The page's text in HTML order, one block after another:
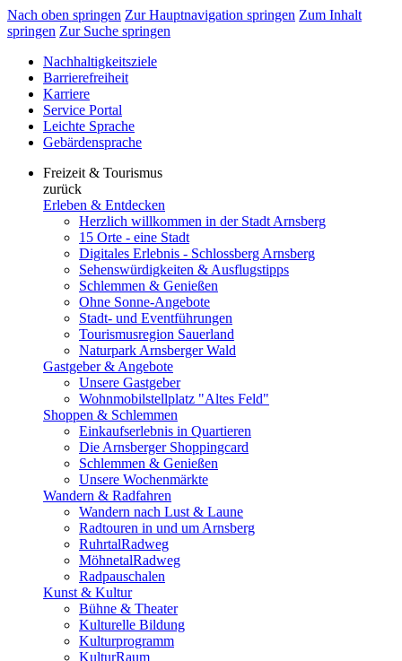
Nach oben springen Zur Hauptnavigation springen Zum Inhalt
springen Zur Suche springen
Nachhaltigkeitsziele
Barrierefreiheit
Karriere
Service Portal
Leichte Sprache
Gebärdensprache
Freizeit & Tourismus
zurück
Erleben & Entdecken
Herzlich willkommen in der Stadt Arnsberg
15 Orte - eine Stadt
Digitales Erlebnis - Schlossberg Arnsberg
Sehenswürdigkeiten & Ausflugstipps
Schlemmen & Genießen
Ohne Sonne-Angebote
Stadt- und Eventführungen
Tourismusregion Sauerland
Naturpark Arnsberger Wald
Gastgeber & Angebote
Unsere Gastgeber
Wohnmobilstellplatz "Altes Feld"
Shoppen & Schlemmen
Einkaufserlebnis in Quartieren
Die Arnsberger Shoppingcard
Schlemmen & Genießen
Unsere Wochenmärkte
Wandern & Radfahren
Wandern nach Lust & Laune
Radtouren in und um Arnsberg
RuhrtalRadweg
MöhnetalRadweg
Radpauschalen
Kunst & Kultur
Bühne & Theater
Kulturelle Bildung
Kulturprogramm
KulturRaum